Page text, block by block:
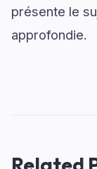
présente le
approfondie.